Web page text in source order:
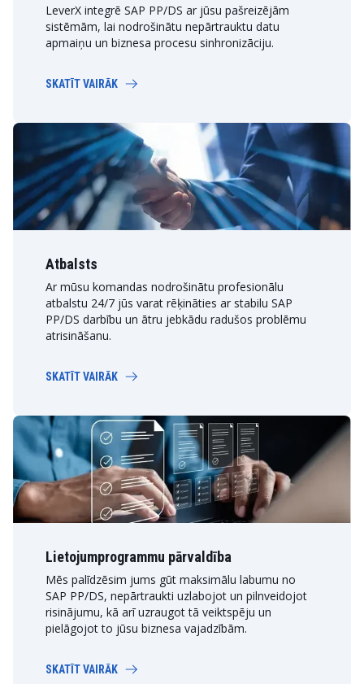
LeverX integrē SAP PP/DS ar jūsu pašreizējām
sistēmām, lai nodrošinātu nepārtrauktu datu
apmaiņu un biznesa procesu sinhronizāciju.
SKATĪT VAIRĀK
Atbalsts
Ar mūsu komandas nodrošinātu profesionālu
atbalstu 24/7 jūs varat rēķināties ar stabilu SAP
PP/DS darbību un ātru jebkādu radušos problēmu
atrisināšanu.
SKATĪT VAIRĀK
Lietojumprogrammu pārvaldība
Mēs palīdzēsim jums gūt maksimālu labumu no
SAP PP/DS, nepārtraukti uzlabojot un pilnveidojot
risinājumu, kā arī uzraugot tā veiktspēju un
pielāgojot to jūsu biznesa vajadzībām.
SKATĪT VAIRĀK